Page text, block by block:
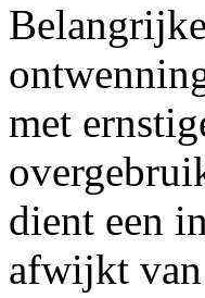
met
dient een
afwijkt